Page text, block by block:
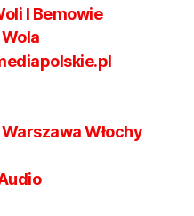
I Bemowie
Włochy